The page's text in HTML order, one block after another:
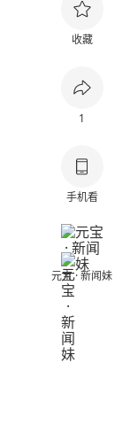
收藏
1
手机看
元宝 · 新闻妹